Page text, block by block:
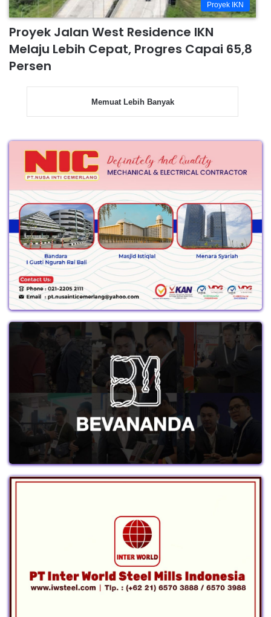
Proyek IKN
Proyek Jalan West Residence IKN
Melaju Lebih Cepat, Progres Capai 65,8
Persen
Memuat Lebih Banyak